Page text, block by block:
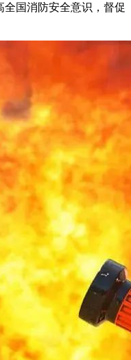
国消防安全意识，督促